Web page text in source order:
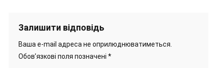
Залишити відповідь
Ваша e-mail адреса не оприлюднюватиметься.
Обов’язкові поля позначені *